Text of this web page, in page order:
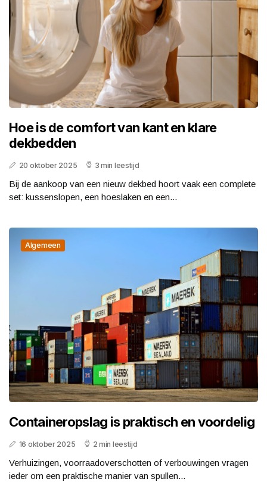
Hoe is de comfort van kant en klare
dekbedden
20 oktober 2025 3 min leestijd
Bij de aankoop van een nieuw dekbed hoort vaak een complete
set: kussenslopen, een hoeslaken en een...
Algemeen
Containeropslag is praktisch en voordelig
16 oktober 2025 2 min leestijd
Verhuizingen, voorraadoverschotten of verbouwingen vragen
ieder om een praktische manier van spullen...